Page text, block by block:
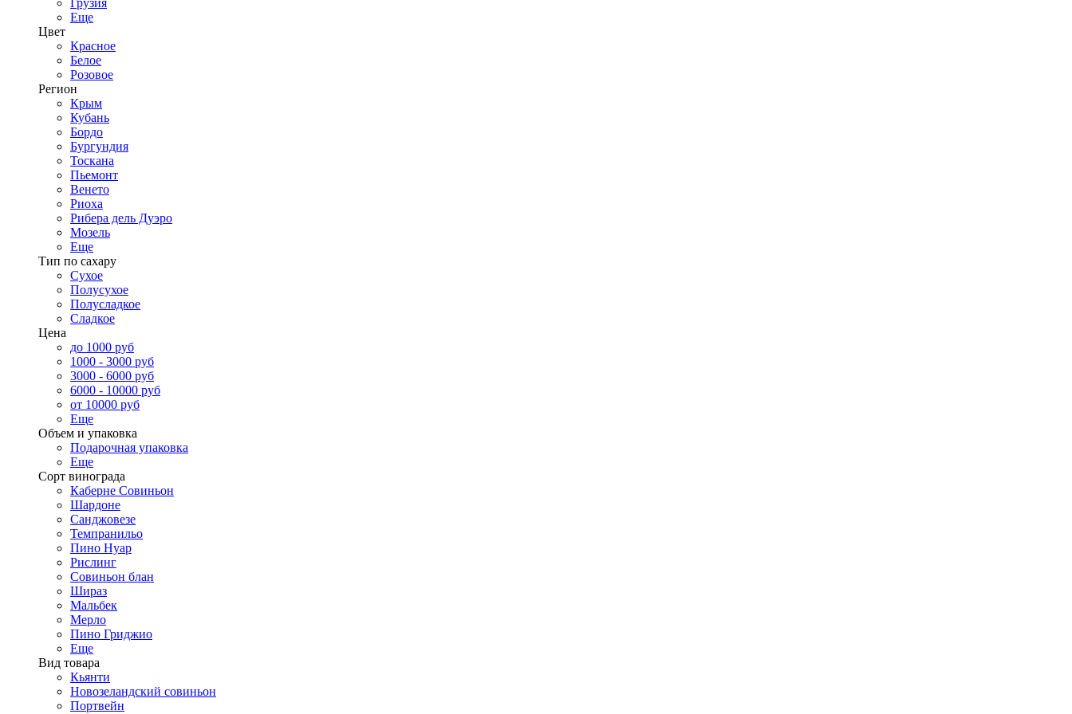
Грузия
Еще
Цвет
Красное
Белое
Розовое
Регион
Крым
Кубань
Бордо
Бургундия
Тоскана
Пьемонт
Венето
Риоха
Рибера дель Дуэро
Мозель
Еще
Тип по сахару
Сухое
Полусухое
Полусладкое
Сладкое
Цена
до 1000 руб
1000 - 3000 руб
3000 - 6000 руб
6000 - 10000 руб
от 10000 руб
Еще
Объем и упаковка
Подарочная упаковка
Еще
Сорт винограда
Каберне Совиньон
Шардоне
Санджовезе
Темпранильо
Пино Нуар
Рислинг
Совиньон блан
Шираз
Мальбек
Мерло
Пино Гриджио
Еще
Вид товара
Кьянти
Новозеландский совиньон
Портвейн